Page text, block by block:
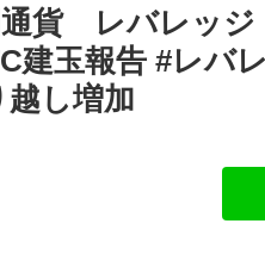
貨 レバレッジ
建玉報告 #レバ
越し増加